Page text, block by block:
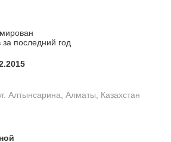
последний год
Алтынсарина, Алматы, Казахстан